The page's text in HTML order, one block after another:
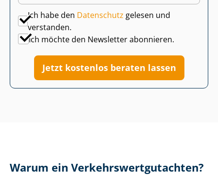
Ich habe den Datenschutz gelesen und
verstanden.
Ich möchte den Newsletter abonnieren.
Jetzt kostenlos beraten lassen
Warum ein Ver­kehrs­wert­gut­ach­ten?